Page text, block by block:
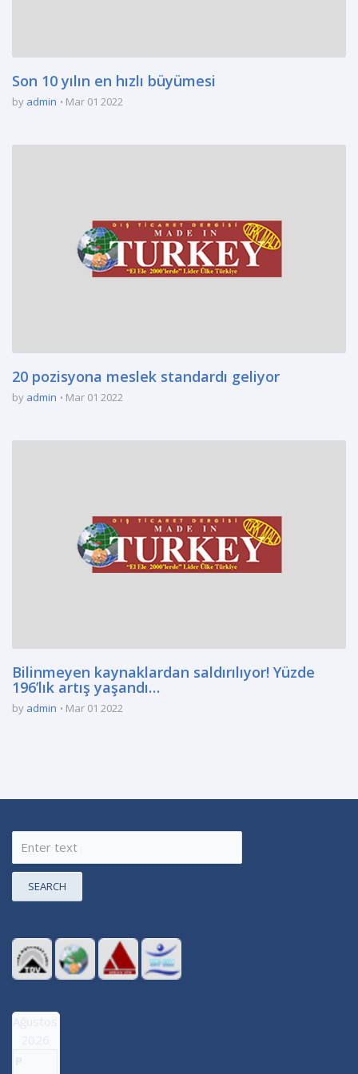
Son 10 yılın en hızlı büyümesi
by admin Mar 01 2022
20 pozisyona meslek standardı geliyor
by admin Mar 01 2022
Bilinmeyen kaynaklardan saldırılıyor! Yüzde
196’lık artış yaşandı…
by admin Mar 01 2022
SEARCH
Ağustos
2026
P